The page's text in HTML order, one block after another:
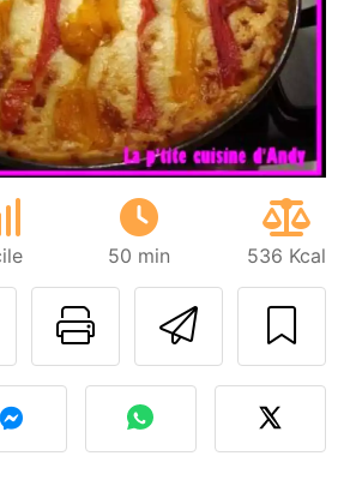
50 min 536 Kcal
Imprimer
Poser une
photo de